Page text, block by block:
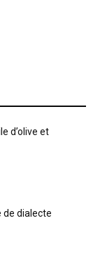
d’olive et
de dialecte